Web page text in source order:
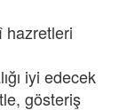
hazretleri
iyi edecek
gösteriş